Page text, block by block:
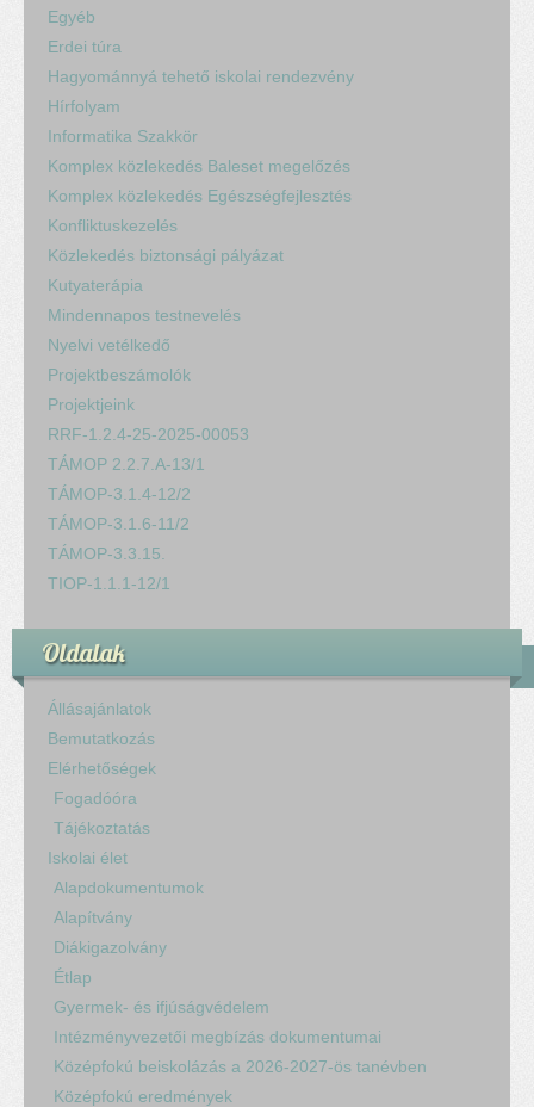
Egyéb
Erdei túra
Hagyománnyá tehető iskolai rendezvény
Hírfolyam
Informatika Szakkör
Komplex közlekedés Baleset megelőzés
Komplex közlekedés Egészségfejlesztés
Konfliktuskezelés
Közlekedés biztonsági pályázat
Kutyaterápia
Mindennapos testnevelés
Nyelvi vetélkedő
Projektbeszámolók
Projektjeink
RRF-1.2.4-25-2025-00053
TÁMOP 2.2.7.A-13/1
TÁMOP-3.1.4-12/2
TÁMOP-3.1.6-11/2
TÁMOP-3.3.15.
TIOP-1.1.1-12/1
Oldalak
Állásajánlatok
Bemutatkozás
Elérhetőségek
Fogadóóra
Tájékoztatás
Iskolai élet
Alapdokumentumok
Alapítvány
Diákigazolvány
Étlap
Gyermek- és ifjúságvédelem
Intézményvezetői megbízás dokumentumai
Középfokú beiskolázás a 2026-2027-ös tanévben
Középfokú eredmények